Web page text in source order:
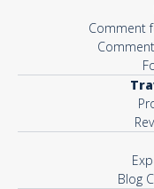
Comment
Blog